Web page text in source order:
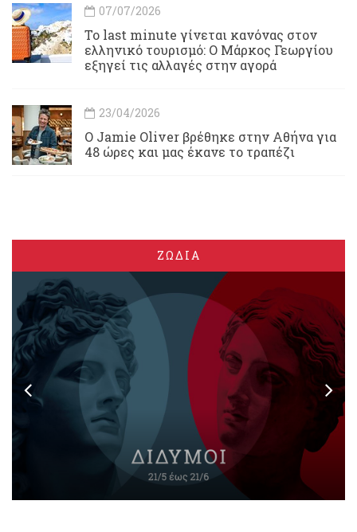
07/07/2026
Το last minute γίνεται κανόνας στον
ελληνικό τουρισμό: Ο Μάρκος Γεωργίου
εξηγεί τις αλλαγές στην αγορά
23/04/2026
Ο Jamie Oliver βρέθηκε στην Αθήνα για
48 ώρες και μας έκανε το τραπέζι
ΖΩΔΙΑ